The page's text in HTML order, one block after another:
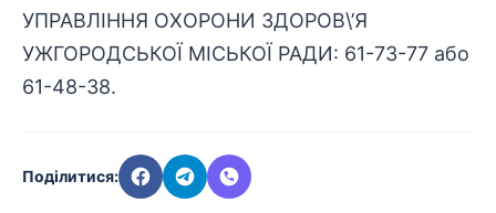
УПРАВЛІННЯ ОХОРОНИ ЗДОРОВ\’Я
УЖГОРОДСЬКОЇ МІСЬКОЇ РАДИ: 61-73-77 або
61-48-38.
Поділитися: